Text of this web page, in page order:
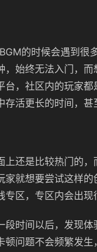
的时候会遇到很
，始终无法入门，
台，社区内的玩家
活更长的时间，甚
上还是比较热门的
家就想要尝试这样
区，专区内会出
段时间以后，发现
顿问题不会频繁发